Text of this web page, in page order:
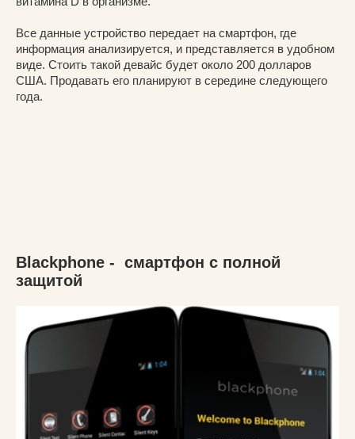
Все данные устройство передает на смартфон, где
информация анализируется, и представляется в удобном
виде. Стоить такой девайс будет около 200 долларов
США. Продавать его планируют в середине следующего
года.
Blackphone - смартфон с полной
защитой